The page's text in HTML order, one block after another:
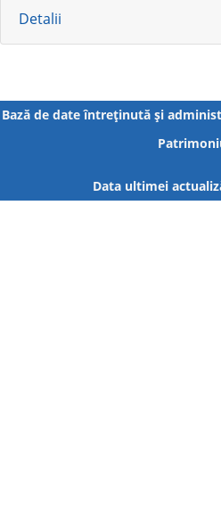
Detalii
Bază de date întreţinută şi
Data ultimei